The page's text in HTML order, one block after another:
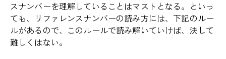
スナンバーを理解していることはマストとなる。といっ
ても、リファレンスナンバーの読み方には、下記のルー
ルがあるので、このルールで読み解いていけば、決して
難しくはない。